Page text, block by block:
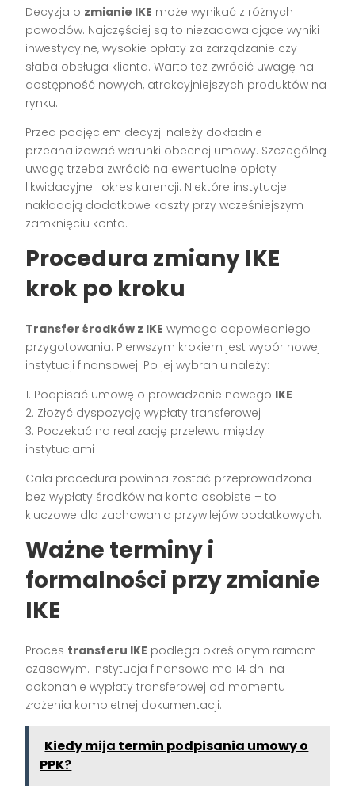
Decyzja o zmianie IKE może wynikać z różnych
powodów. Najczęściej są to niezadowalające wyniki
inwestycyjne, wysokie opłaty za zarządzanie czy
słaba obsługa klienta. Warto też zwrócić uwagę na
dostępność nowych, atrakcyjniejszych produktów na
rynku.
Przed podjęciem decyzji należy dokładnie
przeanalizować warunki obecnej umowy. Szczególną
uwagę trzeba zwrócić na ewentualne opłaty
likwidacyjne i okres karencji. Niektóre instytucje
nakładają dodatkowe koszty przy wcześniejszym
zamknięciu konta.
Procedura zmiany IKE
krok po kroku
Transfer środków z IKE wymaga odpowiedniego
przygotowania. Pierwszym krokiem jest wybór nowej
instytucji finansowej. Po jej wybraniu należy:
1. Podpisać umowę o prowadzenie nowego IKE
2. Złożyć dyspozycję wypłaty transferowej
3. Poczekać na realizację przelewu między
instytucjami
Cała procedura powinna zostać przeprowadzona
bez wypłaty środków na konto osobiste – to
kluczowe dla zachowania przywilejów podatkowych.
Ważne terminy i
formalności przy zmianie
IKE
Proces transferu IKE podlega określonym ramom
czasowym. Instytucja finansowa ma 14 dni na
dokonanie wypłaty transferowej od momentu
złożenia kompletnej dokumentacji.
Kiedy mija termin podpisania umowy o
PPK?